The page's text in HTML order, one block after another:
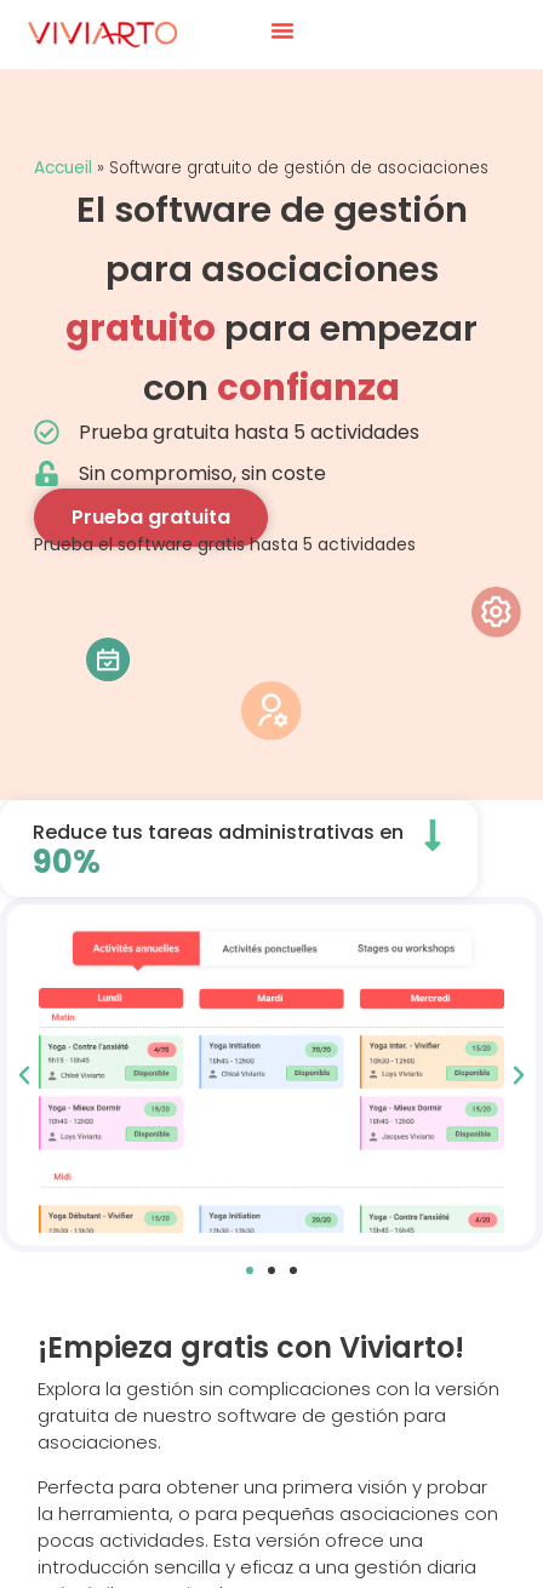
Accueil » Software gratuito de gestión de asociaciones
El software de gestión
para asociaciones
gratuito para empezar
con confianza
Prueba gratuita hasta 5 actividades
Sin compromiso, sin coste
Prueba gratuita
Prueba el software gratis hasta 5 actividades
Reduce tus tareas administrativas en
90%
¡Empieza gratis con Viviarto!
Explora la gestión sin complicaciones con la versión
gratuita de nuestro software de gestión para
asociaciones.
Perfecta para obtener una primera visión y probar
la herramienta, o para pequeñas asociaciones con
pocas actividades. Esta versión ofrece una
introducción sencilla y eficaz a una gestión diaria